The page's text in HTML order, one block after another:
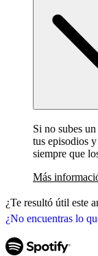
¿No encuentras lo
Si no subes
tus episodios
siempre que
Más
¿Te resultó útil este